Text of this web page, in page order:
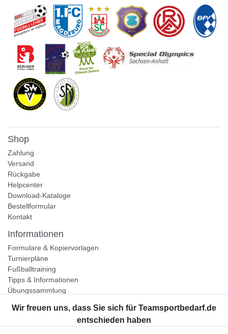
Shop
Zahlung
Versand
Rückgabe
Helpcenter
Download-Kataloge
Bestellformular
Kontakt
Informationen
Formulare & Kopiervorlagen
Turnierpläne
Fußballtraining
Tipps & Informationen
Übungssammlung
Unternehmen